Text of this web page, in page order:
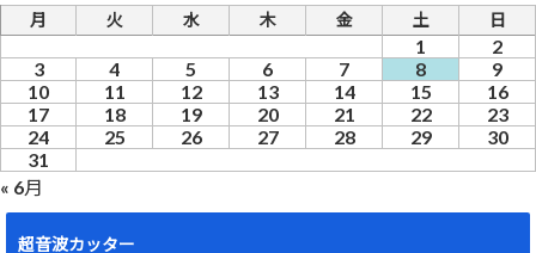
月
火 水 木 金 土 日
1
2
3
4 5 6 7 8
9
10
11 12 13 14 15
16
17
18 19 20 21 22
23
24
25 26 27 28 29
30
31
« 6月
超音波カッター